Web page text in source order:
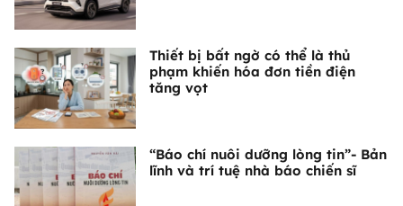
Thiết bị bất ngờ có thể là thủ
phạm khiến hóa đơn tiền điện
tăng vọt
“Báo chí nuôi dưỡng lòng tin”- Bản
lĩnh và trí tuệ nhà báo chiến sĩ